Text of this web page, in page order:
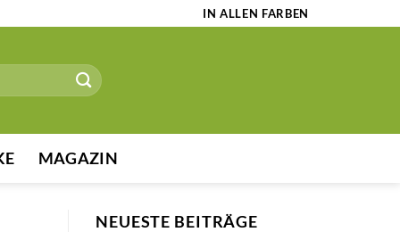
IN ALLEN FARBEN
MAGAZIN
NEUESTE BEITRÄGE